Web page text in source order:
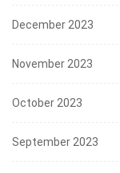
December 2023
November 2023
October 2023
September 2023